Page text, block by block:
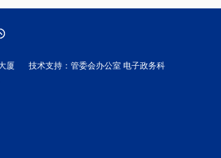
厦
技术支持：管委会办公室 电子政务科